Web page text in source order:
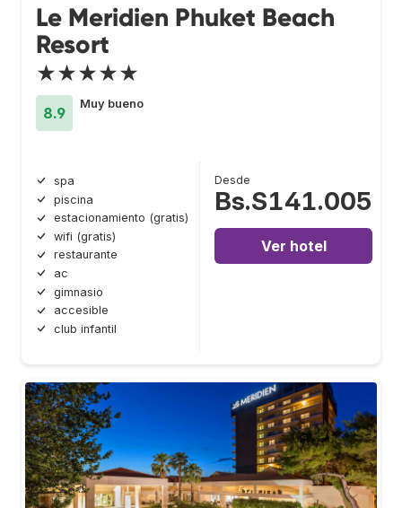
Le Meridien Phuket Beach
Resort
★★★★★
8.9
Muy bueno
spa
piscina
estacionamiento (gratis)
wifi (gratis)
restaurante
ac
gimnasio
accesible
club infantil
Desde
Bs.S141.005
Ver hotel